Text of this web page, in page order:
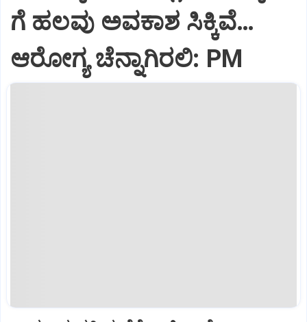
ಗೆ ಹಲವು ಅವಕಾಶ ಸಿಕ್ಕಿವೆ…
ಆರೋಗ್ಯ ಚೆನ್ನಾಗಿರಲಿ: PM